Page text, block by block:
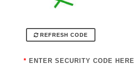
REFRESH CODE
* ENTER SECURITY CODE HERE